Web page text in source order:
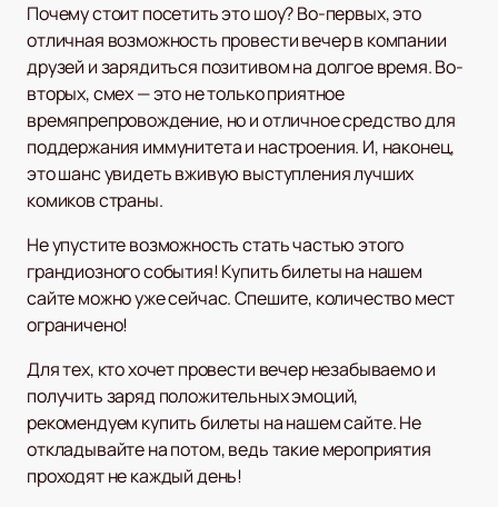
Почему стоит посетить это шоу? Во-первых, это
отличная возможность провести вечер в компании
друзей и зарядиться позитивом на долгое время. Во-
вторых, смех — это не только приятное
времяпрепровождение, но и отличное средство для
поддержания иммунитета и настроения. И, наконец,
это шанс увидеть вживую выступления лучших
комиков страны.
Не упустите возможность стать частью этого
грандиозного события! Купить билеты на нашем
сайте можно уже сейчас. Спешите, количество мест
ограничено!
Для тех, кто хочет провести вечер незабываемо и
получить заряд положительных эмоций,
рекомендуем купить билеты на нашем сайте. Не
откладывайте на потом, ведь такие мероприятия
проходят не каждый день!